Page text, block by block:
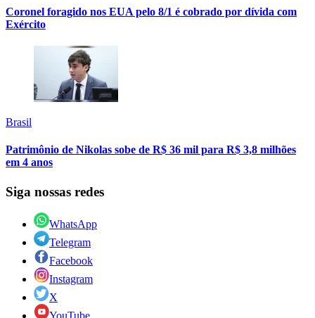
Coronel foragido nos EUA pelo 8/1 é cobrado por dívida com
Exército
Brasil
Patrimônio de Nikolas sobe de R$ 36 mil para R$ 3,8 milhões
em 4 anos
Siga nossas redes
WhatsApp
Telegram
Facebook
Instagram
X